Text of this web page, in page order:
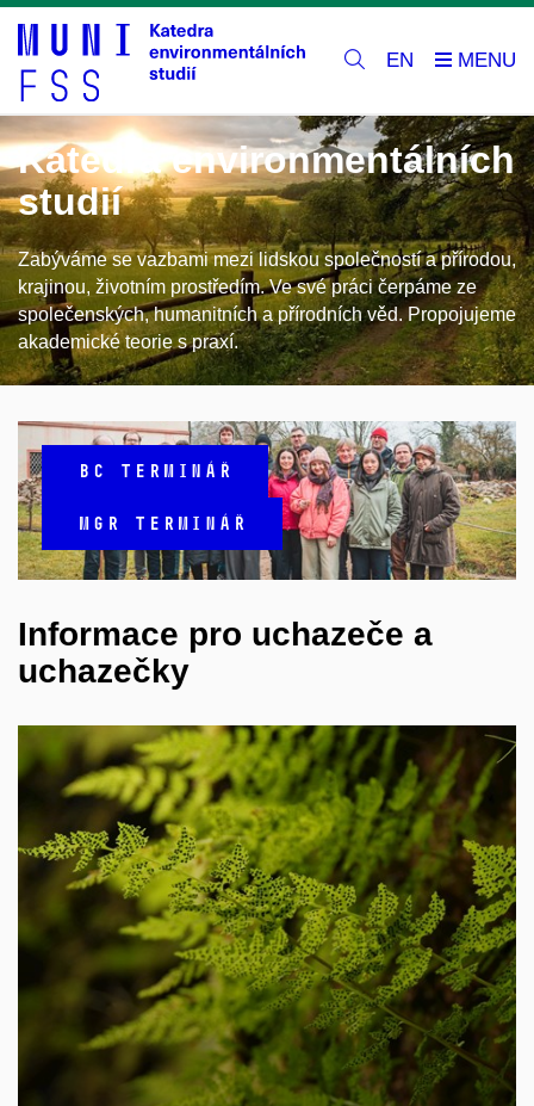
EN
Katedra environmentálních
studií
Zabýváme se vazbami mezi lidskou společností a přírodou,
krajinou, životním prostředím. Ve své práci čerpáme ze
společenských, humanitních a přírodních věd. Propojujeme
akademické teorie s praxí.
BC TERMINÁŘ
MGR TERMINÁŘ
Informace pro uchazeče a
uchazečky